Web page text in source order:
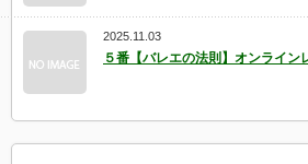
2025.11.03
５番【バレエの法則】オンライン